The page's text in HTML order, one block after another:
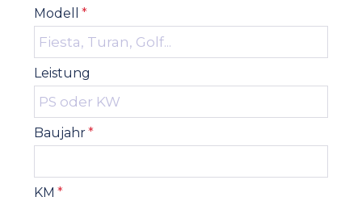
Modell *
Leistung
Baujahr*
KM *